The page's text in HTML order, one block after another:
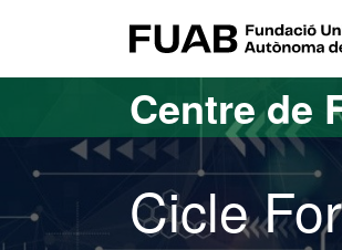
Centre de
Cicle